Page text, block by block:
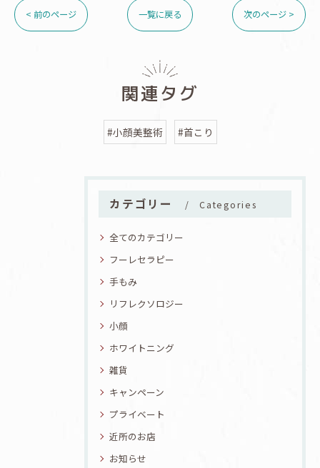
< 前のページ 一覧に戻る 次のページ >
関連タグ
#小顔美整術 #首こり
カテゴリー Categories
全てのカテゴリー
フーレセラピー
手もみ
リフレクソロジー
小顔
ホワイトニング
雑貨
キャンペーン
プライベート
近所のお店
お知らせ